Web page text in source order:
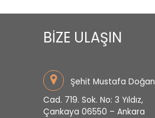
BİZE ULAŞIN
Şehit Mustafa Doğan
Cad. 719. Sok. No: 3 Yıldız,
Çankaya 06550 – Ankara